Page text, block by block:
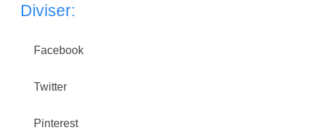
Diviser:
Facebook
Twitter
Pinterest